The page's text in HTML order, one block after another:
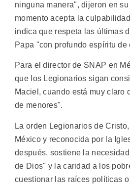
ninguna manera", dijeron en
momento acepta la
indica que respeta las últimas
Papa "con profundo espíritu de
Para el director de SNAP en
que los Legionarios sigan
Maciel, cuando está muy claro
de menores".
La orden Legionarios de
México y reconocida por la
después, sostiene la
de Dios" y la caridad a los
cuestionar las raíces políticas